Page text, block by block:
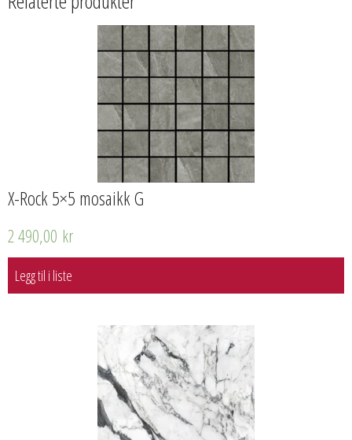
X-Rock 5×5 mosaikk G
2 490,00 kr
Legg til i liste